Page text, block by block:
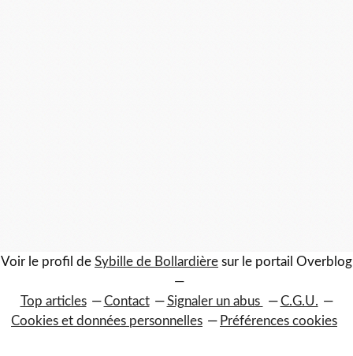
Voir le profil de Sybille de Bollardière sur le portail Overblog
Top articles Contact Signaler un abus
C.G.U.
Cookies et données personnelles
Préférences cookies